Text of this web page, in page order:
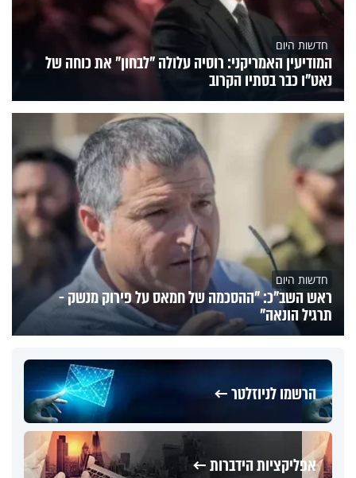
חדשות היום
המודיעין האמריקני: רוסיה עלולה "לבחון" את כוחה של
נאט"ו כבר בסתיו הקרוב
חדשות היום
ראש השב"כ: "ההסכמה של חמאס על פירוק מנשק -
תרגיל הונאה"
הרשמו לניוזלטר ←
אפליקציות הידברות ←